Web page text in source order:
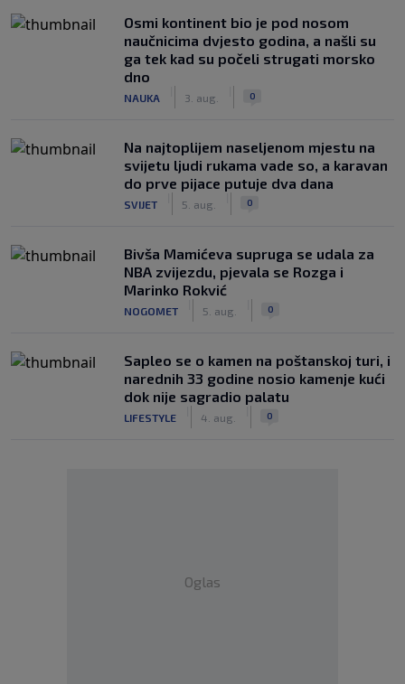
Osmi kontinent bio je pod nosom
naučnicima dvjesto godina, a našli su
ga tek kad su počeli strugati morsko
dno
NAUKA 3. aug. 0
Na najtoplijem naseljenom mjestu na
svijetu ljudi rukama vade so, a karavan
do prve pijace putuje dva dana
SVIJET 5. aug. 0
Bivša Mamićeva supruga se udala za
NBA zvijezdu, pjevala se Rozga i
Marinko Rokvić
NOGOMET 5. aug. 0
Saplео se o kamen na poštanskoj turi, i
narednih 33 godine nosio kamenje kući
dok nije sagradio palatu
LIFESTYLE 4. aug. 0
Oglas